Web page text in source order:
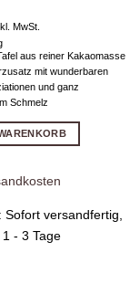
MwSt.
aus reiner Kakaomasse
mit wunderbaren
und ganz
Schmelz
Sofort versandfertig,
- 3 Tage